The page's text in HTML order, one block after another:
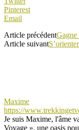
Pinterest
Email
Article précédent
Article suivant
Maxime
https://
Je suis Maxime, l'âme
Voyage », une oasis